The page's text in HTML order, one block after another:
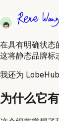
在具有明确状态
这将静态品牌标
我还为
为什么它